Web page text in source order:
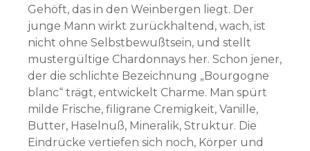
Gehöft, das in den Weinbergen liegt. Der
junge Mann wirkt zurückhaltend, wach, ist
nicht ohne Selbstbewußtsein, und stellt
mustergültige Chardonnays her. Schon jener,
der die schlichte Bezeichnung „Bourgogne
blanc“ trägt, entwickelt Charme. Man spürt
milde Frische, filigrane Cremigkeit, Vanille,
Butter, Haselnuß, Mineralik, Struktur. Die
Eindrücke vertiefen sich noch, Körper und